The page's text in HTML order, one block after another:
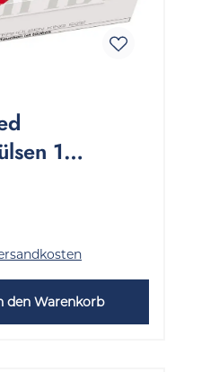
1
den Warenkorb